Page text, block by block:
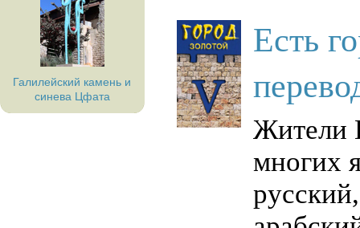
Галилейский камень и
синева Цфата
Есть
Жители
многих